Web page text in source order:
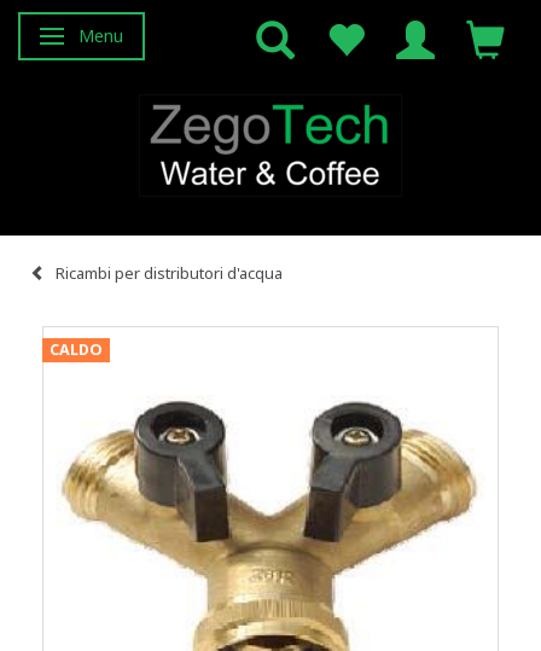
Attiva/disattiva navigazione
Menu
Ricambi per distributori d'acqua
CALDO